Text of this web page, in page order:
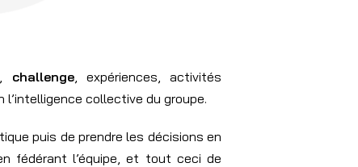
challenge, expériences, activités
collective du groupe.
puis de prendre les décisions en
fédérant l’équipe, et tout ceci de